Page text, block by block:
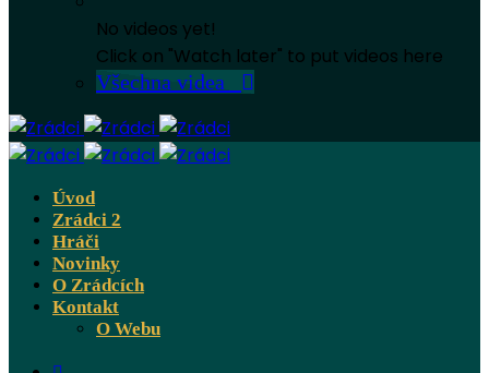
No videos yet!
Click on "Watch later" to put videos here
Všechna videa
Úvod
Zrádci 2
Hráči
Novinky
O Zrádcích
Kontakt
O Webu